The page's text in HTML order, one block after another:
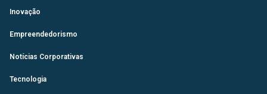
Inovação
Empreendedorismo
Notícias Corporativas
Tecnologia